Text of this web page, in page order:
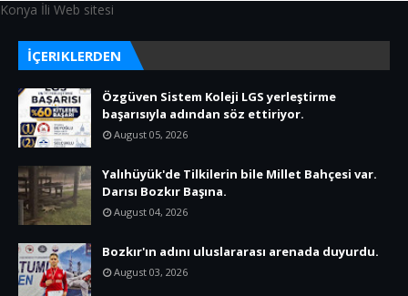
Konya İli Web sitesi
İÇERIKLERDEN
Özgüven Sistem Koleji LGS yerleştirme
başarısıyla adından söz ettiriyor.
August 05, 2026
Yalıhüyük'de Tilkilerin bile Millet Bahçesi var.
Darısı Bozkır Başına.
August 04, 2026
Bozkır'ın adını uluslararası arenada duyurdu.
August 03, 2026